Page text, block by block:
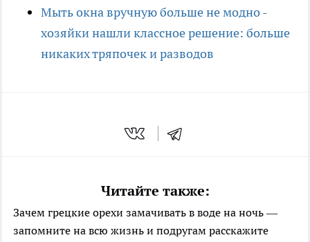
Мыть окна вручную больше не модно -
хозяйки нашли классное решение: больше
никаких тряпочек и разводов
Читайте также:
Зачем грецкие орехи замачивать в воде на ночь —
запомните на всю жизнь и подругам расскажите